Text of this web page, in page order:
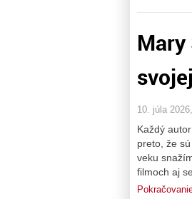
10. júla
Každý
preto, že
veku
filmoch aj